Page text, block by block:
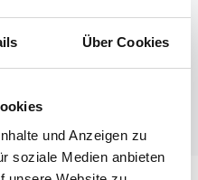
Über Cookies
und Anzeigen zu
soziale Medien anbieten